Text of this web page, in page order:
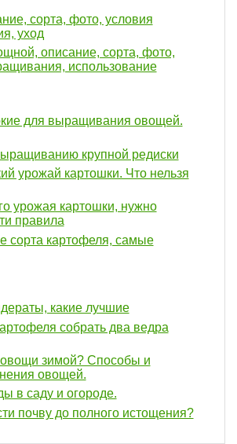
сорта, фото, условия
уход
описание, сорта, фото,
использование
для выращивания овощей.
крупной редиски
урожай картошки. Что нельзя
урожая картошки, нужно
правила
сорта картофеля, самые
какие лучшие
собрать два ведра
овощи зимой? Способы и
овощей.
в саду и огороде.
почву до полного истощения?